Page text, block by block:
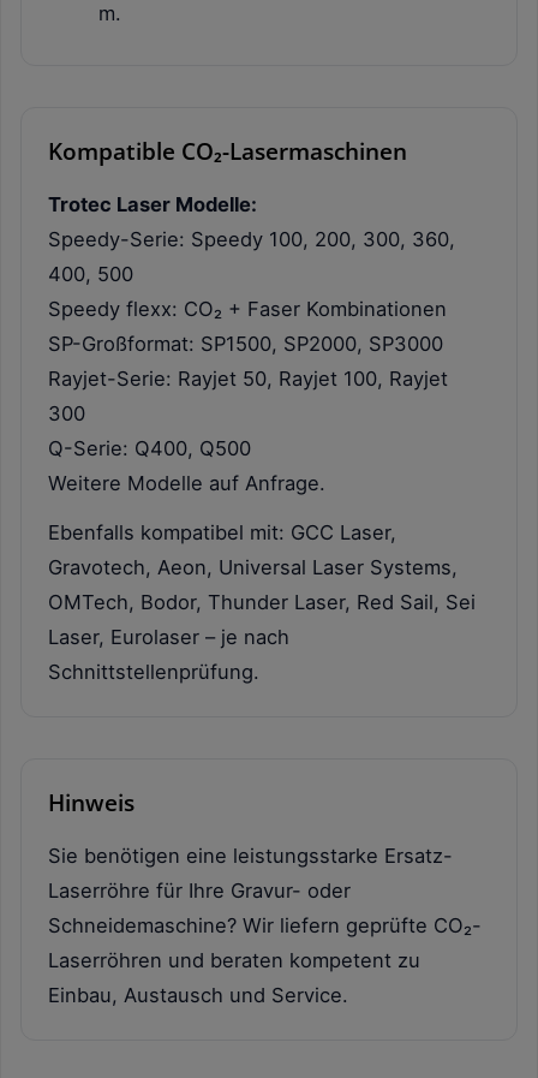
m.
Kompatible CO₂-Lasermaschinen
Trotec Laser Modelle:
Speedy-Serie: Speedy 100, 200, 300, 360,
400, 500
Speedy flexx: CO₂ + Faser Kombinationen
SP-Großformat: SP1500, SP2000, SP3000
Rayjet-Serie: Rayjet 50, Rayjet 100, Rayjet
300
Q-Serie: Q400, Q500
Weitere Modelle auf Anfrage.
Ebenfalls kompatibel mit: GCC Laser,
Gravotech, Aeon, Universal Laser Systems,
OMTech, Bodor, Thunder Laser, Red Sail, Sei
Laser, Eurolaser – je nach
Schnittstellenprüfung.
Hinweis
Sie benötigen eine leistungsstarke Ersatz-
Laserröhre für Ihre Gravur- oder
Schneidemaschine? Wir liefern geprüfte CO₂-
Laserröhren und beraten kompetent zu
Einbau, Austausch und Service.